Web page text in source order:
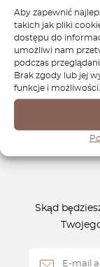
Aby zapewnić
takich jak pliki
dostępu do
umożliwi nam
podczas
Brak zgody lub jej
funkcje i możliwości.
zapewniamy
Terrano był
aby pomóc Ci
zapewniając, że
Skąd